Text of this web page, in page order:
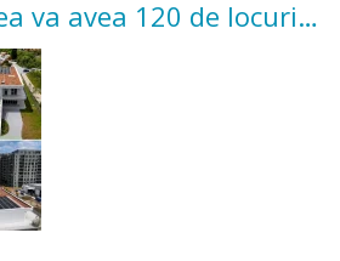
va avea 120 de locuri